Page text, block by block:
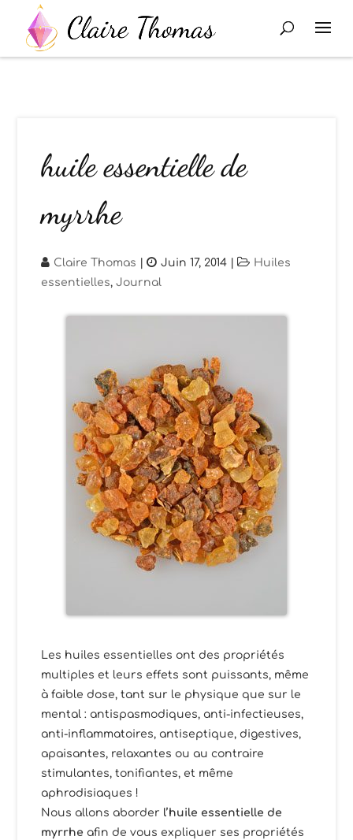
huile essentielle de
myrrhe
Claire Thomas | Juin 17, 2014 |
Huiles
essentielles,Journal
Les huiles essentielles ont des propriétés
multiples et leurs effets sont puissants, même
à faible dose, tant sur le physique que sur le
mental : antispasmodiques, anti-infectieuses,
anti-inflammatoires, antiseptique, digestives,
apaisantes, relaxantes ou au contraire
stimulantes, tonifiantes, et même
aphrodisiaques !
Nous allons aborder l’huile essentielle de
myrrhe afin de vous expliquer ses propriétés